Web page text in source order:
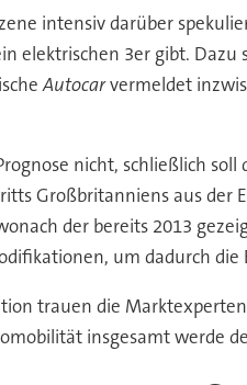
intensiv darüber
elektrischen 3er gibt.
Autocarvermeldet
nicht, schließlich
Großbritanniens aus der
der bereits 2013
um dadurch
trauen die
insgesamt werde